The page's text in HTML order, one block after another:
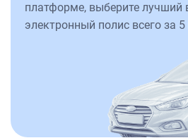
платформе, выберите лучший
электронный полис всего за